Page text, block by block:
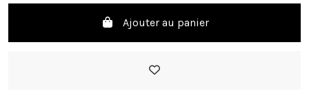
Ajouter au panier